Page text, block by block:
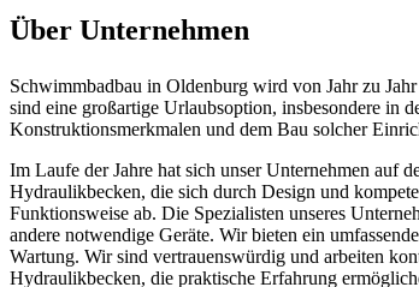
Über Unternehmen
Schwimmbadbau in Oldenburg wird von Jahr zu
sind eine großartige Urlaubsoption, insbesondere in
Konstruktionsmerkmalen und dem Bau solcher
Im Laufe der Jahre hat sich unser Unternehmen auf
Hydraulikbecken, die sich durch Design und
Funktionsweise ab. Die Spezialisten unseres
andere notwendige Geräte. Wir bieten ein
Wartung. Wir sind vertrauenswürdig und arbeiten
Hydraulikbecken, die praktische Erfahrung